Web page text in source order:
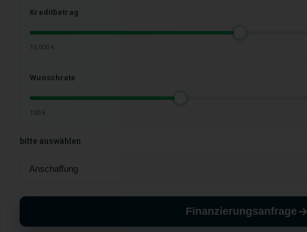
Kreditbetrag
10.000 €
Wunschrate
100 €
bitte auswählen
Finanzierungsanfrage